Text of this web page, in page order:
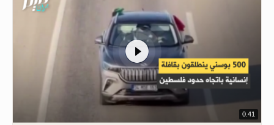
0.41